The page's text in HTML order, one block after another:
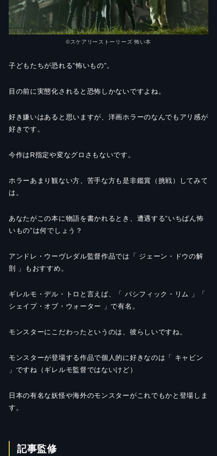
©︎スケアリーストーリーズ 怖い本
子どもたちが恐れる”怖いもの”。
目の前に実態化されると恐怖しかないですよね。
好き嫌いはあると思いますが、洋画ホラーのなんでもアリ感が
好きです。
今作はR指定や変なグロさもないです。
ホラーあまり観ない方、苦手な方も是非鑑賞（挑戦）してみて
は。
あなたがこの本に物語を書かれるとき、遭遇する“いちばん怖
いもの”は何でしょう？
アンドレ・ウーヴレダル監督作品では「 ジェーン・ドウの解
剖 」もおすすめ。
ギレルモ・デル・トロと言えば、「 パシフィック・リム 」「
シェイプ・オブ・ウォーター 」で有名。
モンスターにこだわったというのは、彼らしいですね。
モンスターが登場する作品で個人的に好きなのは「 キャビン
」ですね（ギレルモ監督ではないけど）
日本の有名な妖怪や海外のモンスターがこれでもかと登場しま
す。
記事監修